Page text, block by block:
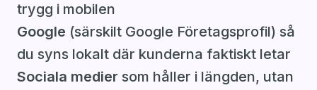
trygg i mobilen
Google (särskilt Google Företagsprofil) så
du syns lokalt där kunderna faktiskt letar
Sociala medier som håller i längden, utan